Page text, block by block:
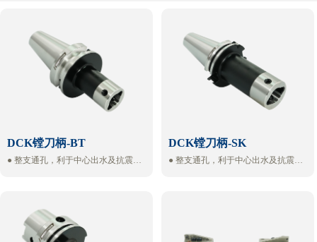
DCK镗刀柄-BT
● 整支通孔，利于中心出水及抗震
DCK镗刀柄-SK
● 整支通孔，利于中心出水及抗震